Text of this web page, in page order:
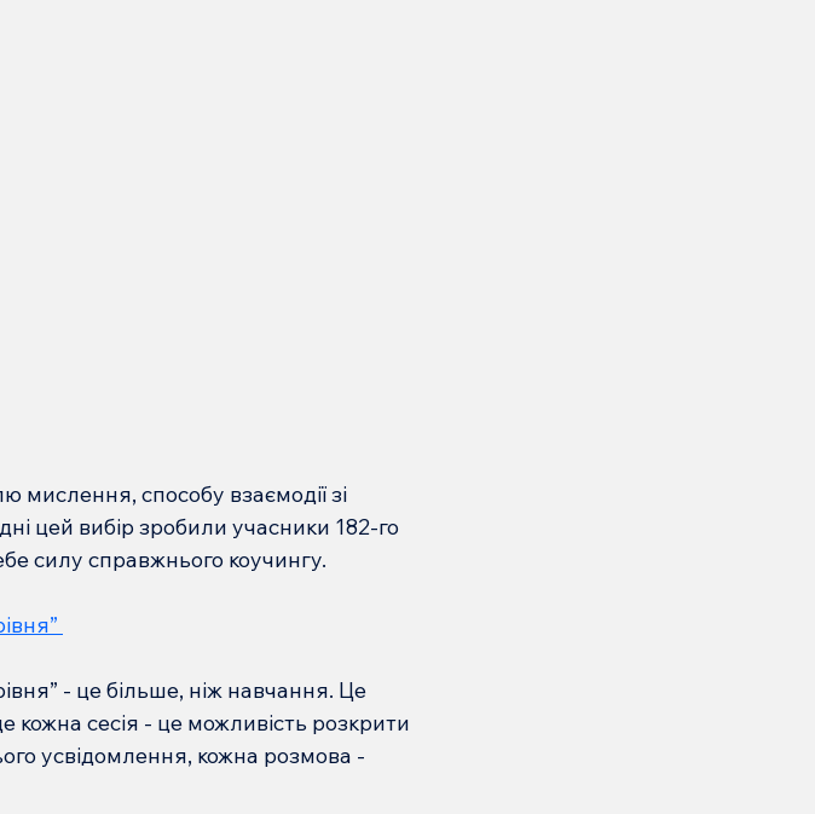
мислення, способу взаємодії зі
цей вибір зробили учасники 182-го
силу справжнього коучингу.
- це більше, ніж навчання. Це
кожна сесія - це можливість розкрити
усвідомлення, кожна розмова -